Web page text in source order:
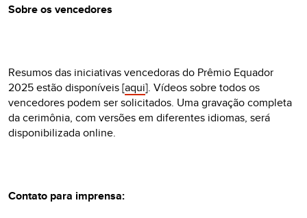
Sobre os vencedores
Resumos das iniciativas vencedoras do Prêmio Equador
2025 estão disponíveis [aqui]. Vídeos sobre todos os
vencedores podem ser solicitados. Uma gravação completa
da cerimônia, com versões em diferentes idiomas, será
disponibilizada online.
Contato para imprensa: